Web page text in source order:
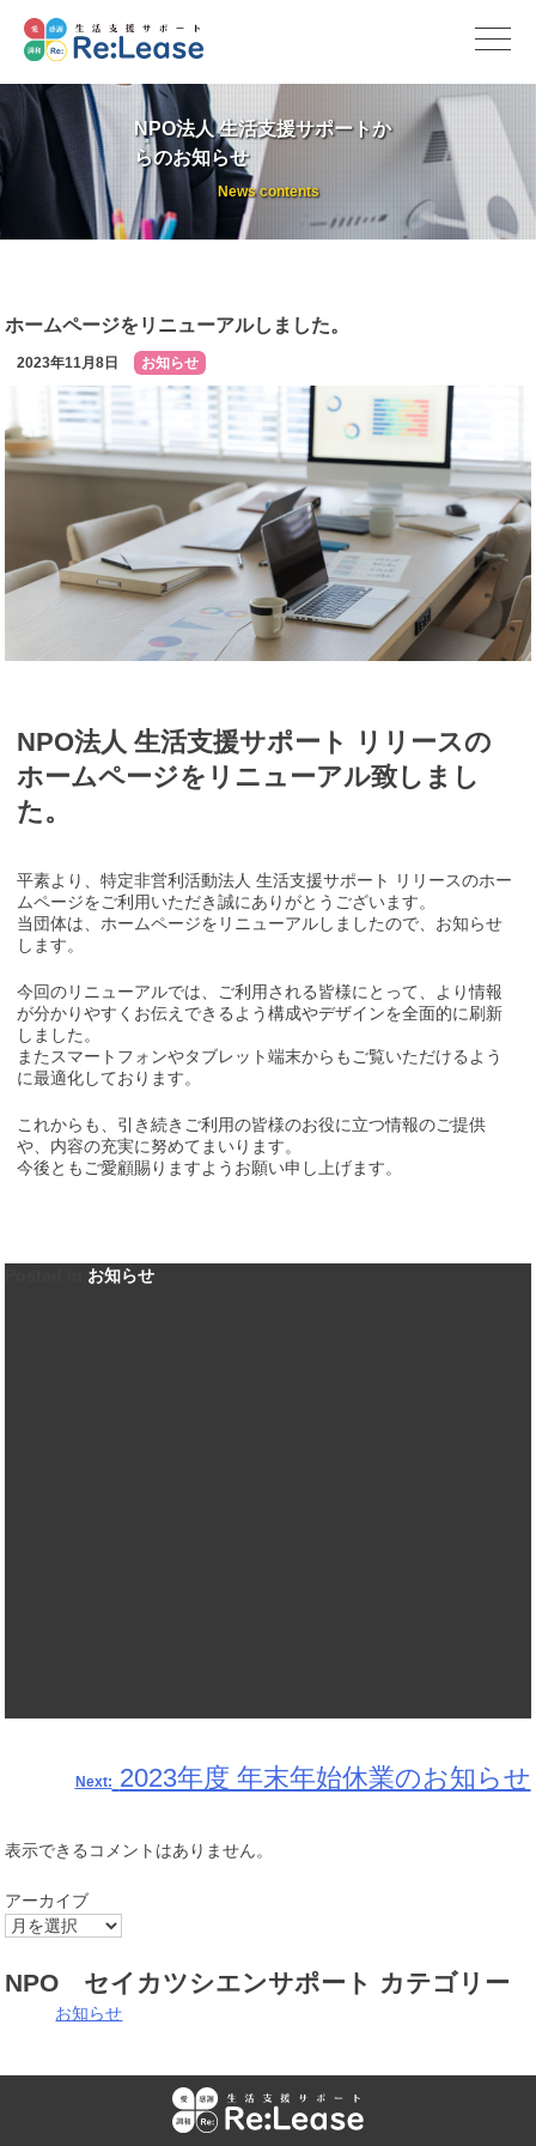
Skip
content
NPO法人 生活支援サポートか
らのお知らせ
News contents
ホームページをリニューアルしました。
2023年11月8日 お知らせ
NPO法人 生活支援サポート リリースの
ホームページをリニューアル致しまし
た。
平素より、特定非営利活動法人 生活支援サポート リリースのホー
ムページをご利用いただき誠にありがとうございます。
当団体は、ホームページをリニューアルしましたので、お知らせ
します。
今回のリニューアルでは、ご利用される皆様にとって、より情報
が分かりやすくお伝えできるよう構成やデザインを全面的に刷新
しました。
またスマートフォンやタブレット端末からもご覧いただけるよう
に最適化しております。
これからも、引き続きご利用の皆様のお役に立つ情報のご提供
や、内容の充実に努めてまいります。
今後ともご愛顧賜りますようお願い申し上げます。
お知らせ
稿
ナ
ビ
ー
Next: 2023年度 年末年始休業のお知らせ
表示できるコメントはありません。
アーカイブ
NPO セイカツシエンサポート カテゴリー
お知らせ